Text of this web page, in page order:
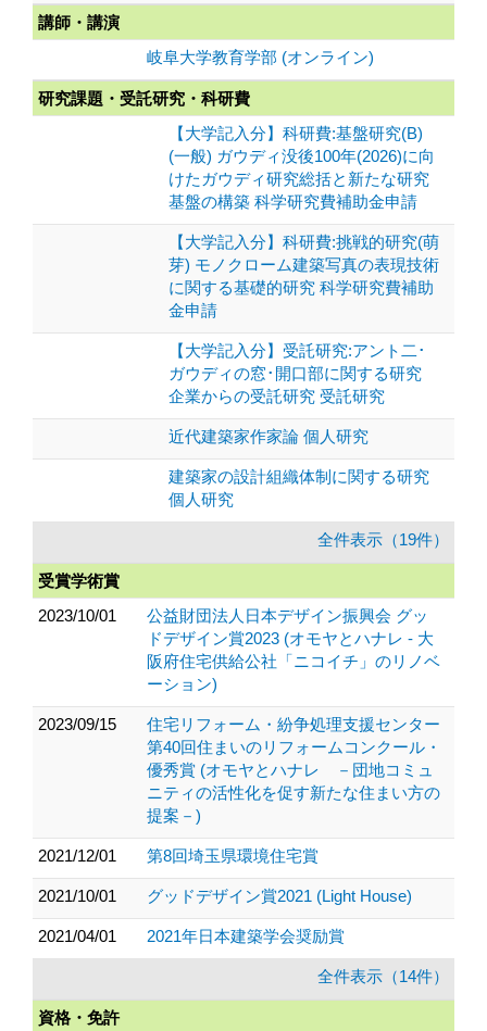
講師・講演
岐阜大学教育学部 (オンライン)
研究課題・受託研究・科研費
【大学記入分】科研費:基盤研究(B)
(一般) ガウディ没後100年(2026)に向
けたガウディ研究総括と新たな研究
基盤の構築 科学研究費補助金申請
【大学記入分】科研費:挑戦的研究(萌
芽) モノクローム建築写真の表現技術
に関する基礎的研究 科学研究費補助
金申請
【大学記入分】受託研究:アント二･
ガウディの窓･開口部に関する研究
企業からの受託研究 受託研究
近代建築家作家論 個人研究
建築家の設計組織体制に関する研究
個人研究
全件表示（19件）
受賞学術賞
2023/10/01
公益財団法人日本デザイン振興会 グッ
ドデザイン賞2023 (オモヤとハナレ - 大
阪府住宅供給公社「ニコイチ」のリノベ
ーション)
2023/09/15
住宅リフォーム・紛争処理支援センター
第40回住まいのリフォームコンクール・
優秀賞 (オモヤとハナレ －団地コミュ
ニティの活性化を促す新たな住まい方の
提案－)
2021/12/01 第8回埼玉県環境住宅賞
2021/10/01 グッドデザイン賞2021 (Light House)
2021/04/01 2021年日本建築学会奨励賞
全件表示（14件）
資格・免許